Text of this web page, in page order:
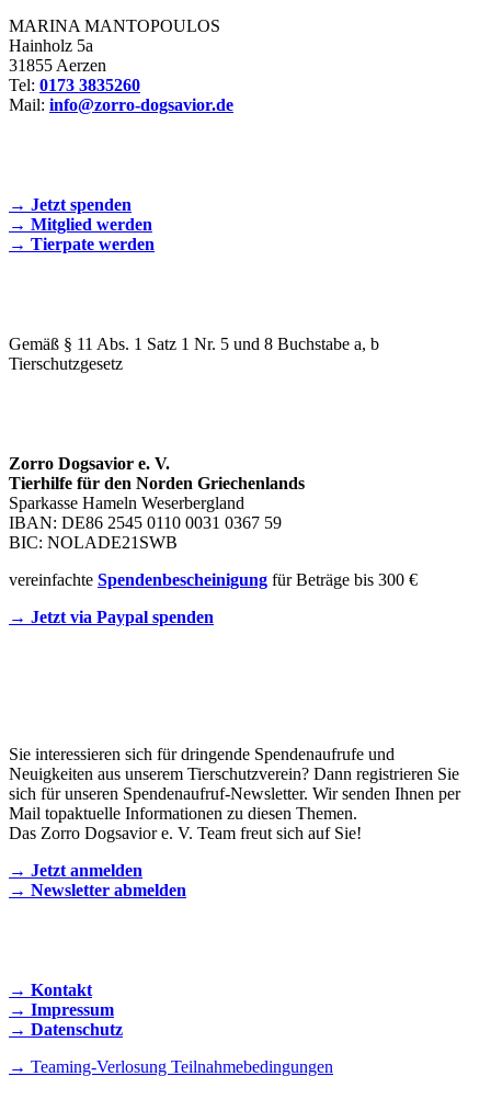
MARINA MANTOPOULOS
Hainholz 5a
31855 Aerzen
Tel: 0173 3835260
Mail: info@zorro-dogsavior.de
→ Jetzt spenden
→ Mitglied werden
→ Tierpate werden
Gemäß § 11 Abs. 1 Satz 1 Nr. 5 und 8 Buchstabe a, b
Tierschutzgesetz
Zorro Dogsavior e. V.
Tierhilfe für den Norden Griechenlands
Sparkasse Hameln Weserbergland
IBAN: DE86 2545 0110 0031 0367 59
BIC: NOLADE21SWB
vereinfachte Spendenbescheinigung für Beträge bis 300 €
→ Jetzt via Paypal spenden
Sie interessieren sich für dringende Spendenaufrufe und
Neuigkeiten aus unserem Tierschutzverein? Dann registrieren Sie
sich für unseren Spendenaufruf-Newsletter. Wir senden Ihnen per
Mail topaktuelle Informationen zu diesen Themen.
Das Zorro Dogsavior e. V. Team freut sich auf Sie!
→ Jetzt anmelden
→ Newsletter abmelden
→ Kontakt
→ Impressum
→ Datenschutz
→ Teaming-Verlosung Teilnahmebedingungen